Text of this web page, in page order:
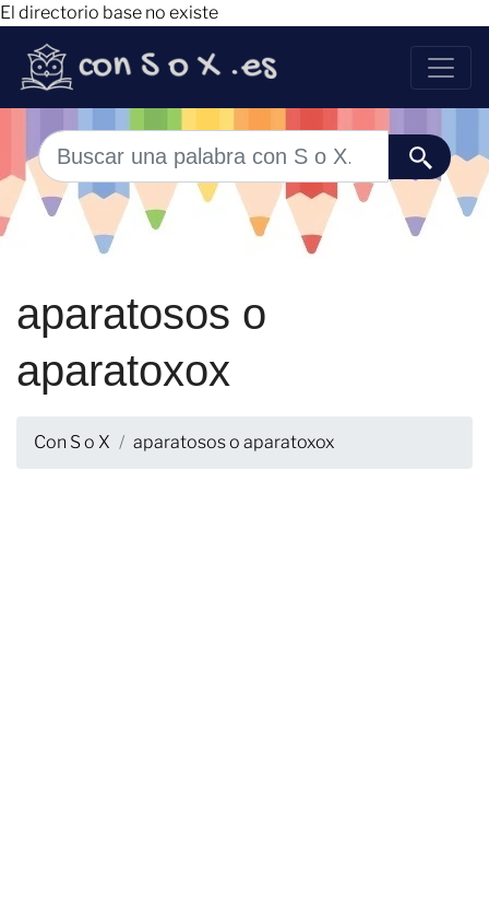
El directorio base no existe
aparatosos o
aparatoxox
Con S o X aparatosos o aparatoxox